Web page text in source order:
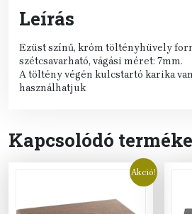
Leírás
Ezüst színű, króm töltényhüvely
szétcsavarható, vágási méret: 7mm.
A töltény végén kulcstartó karika
használhatjuk
Kapcsolódó
Akció!